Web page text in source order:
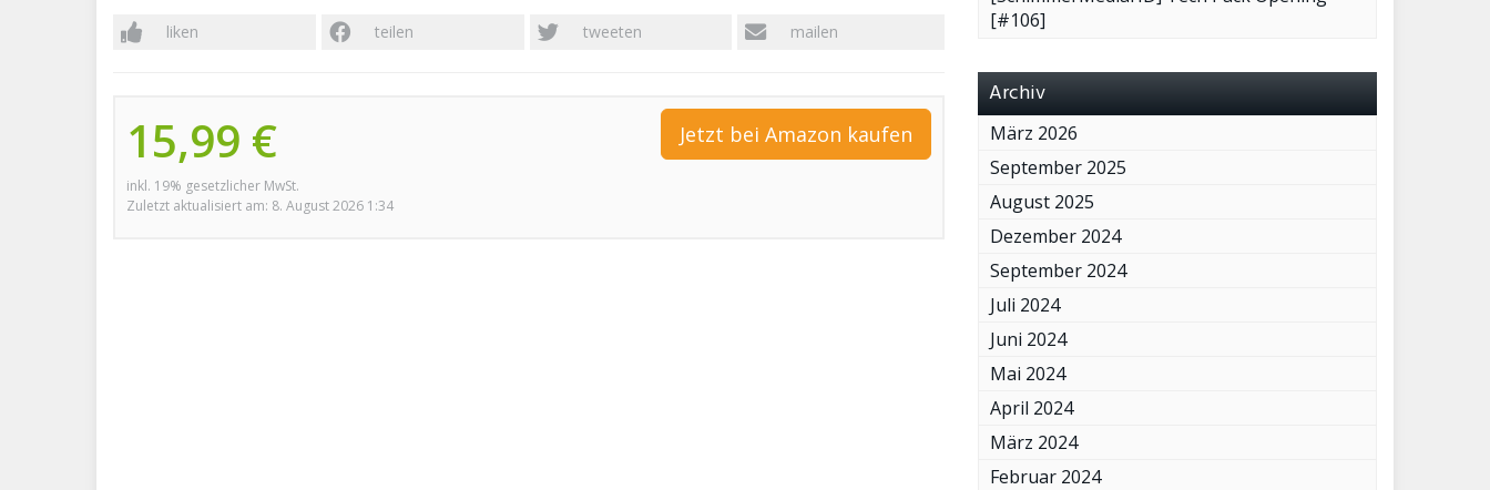
liken teilen tweeten mailen
15,99 €
inkl. 19% gesetzlicher MwSt.
Zuletzt aktualisiert am: 8. August 2026 1:34
Jetzt bei Amazon kaufen
[#106]
Archiv
März 2026
September 2025
August 2025
Dezember 2024
September 2024
Juli 2024
Juni 2024
Mai 2024
April 2024
März 2024
Februar 2024